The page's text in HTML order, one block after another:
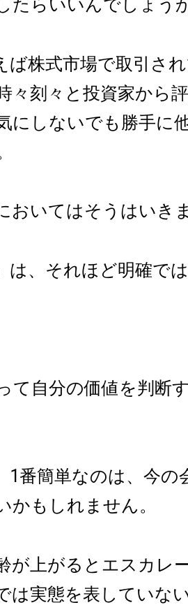
たらいいんでしょう
ば株式市場で取引さ
々刻々と投資家から
にしないでも勝手に
おいてはそうはいき
は、それほど明確で
て自分の価値を判断
1番簡単なのは、今の
かもしれません。
が上がるとエスカレ
は実態を表していな